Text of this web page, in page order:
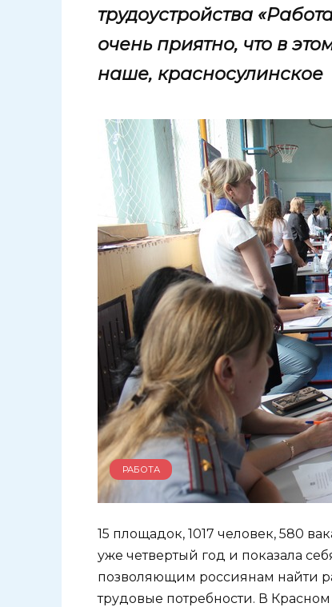
трудоустройства
очень приятно, что в
наше,
РАБОТА
15 площадок, 1017 человек, 580
уже четвертый год и показала
позволяющим россиянам найти
трудовые потребности. В